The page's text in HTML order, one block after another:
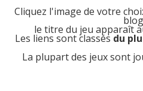
Cliquez l'image de votre
le titre du jeu apparaît
Les liens sont classés du
La plupart des jeux sont